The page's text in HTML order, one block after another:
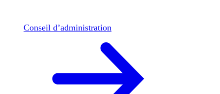
Conseil d’administration